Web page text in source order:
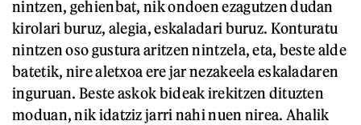
nintzen, gehienbat, nik ondoen ezagutzen dudan
kirolari buruz, alegia, eskaladari buruz. Konturatu
nintzen oso gustura aritzen nintzela, eta, beste alde
batetik, nire aletxoa ere jar nezakeela eskaladaren
inguruan. Beste askok bideak irekitzen dituzten
moduan, nik idatziz jarri nahi nuen nirea. Ahalik